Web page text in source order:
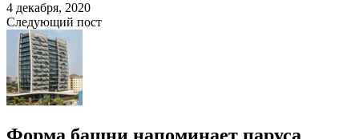
4 декабря, 2020
Следующий пост